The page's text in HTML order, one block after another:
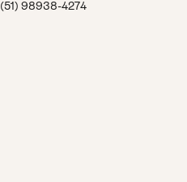
(51) 98938-4274